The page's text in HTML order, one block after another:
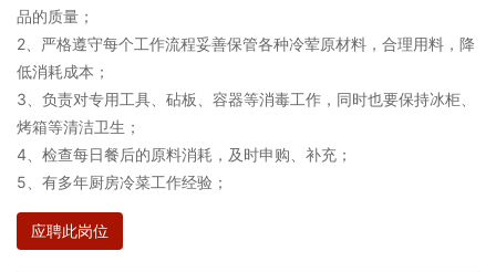
品的质量；
2、严格遵守每个工作流程妥善保管各种冷荤原材料，合理用料，降
低消耗成本；
3、负责对专用工具、砧板、容器等消毒工作，同时也要保持冰柜、
烤箱等清洁卫生；
4、检查每日餐后的原料消耗，及时申购、补充；
5、有多年厨房冷菜工作经验；
应聘此岗位